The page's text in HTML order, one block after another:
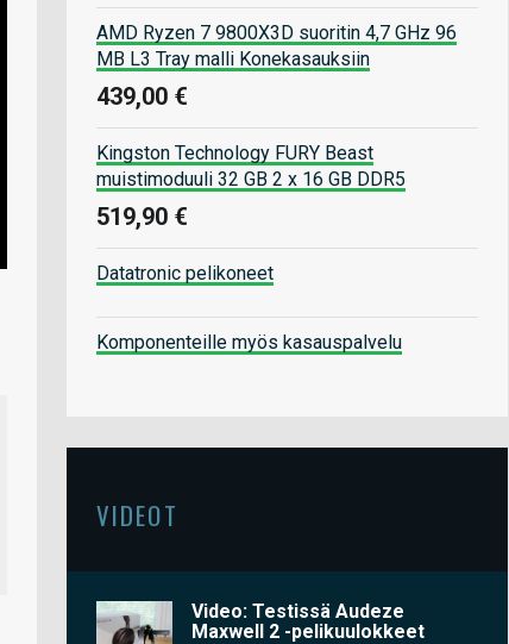
AMD Ryzen 7 9800X3D suoritin 4,7 GHz 96
MB L3 Tray malli Konekasauksiin
439,00 €
Kingston Technology FURY Beast
muistimoduuli 32 GB 2 x 16 GB DDR5
519,90 €
Datatronic pelikoneet
Komponenteille myös kasauspalvelu
VIDEOT
Video: Testissä Audeze
Maxwell 2 -pelikuulokkeet